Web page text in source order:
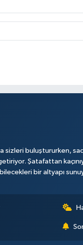
sizleri buluştururken,
Şatafattan
bir altyapı